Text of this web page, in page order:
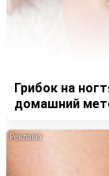
Грибок на
домашний